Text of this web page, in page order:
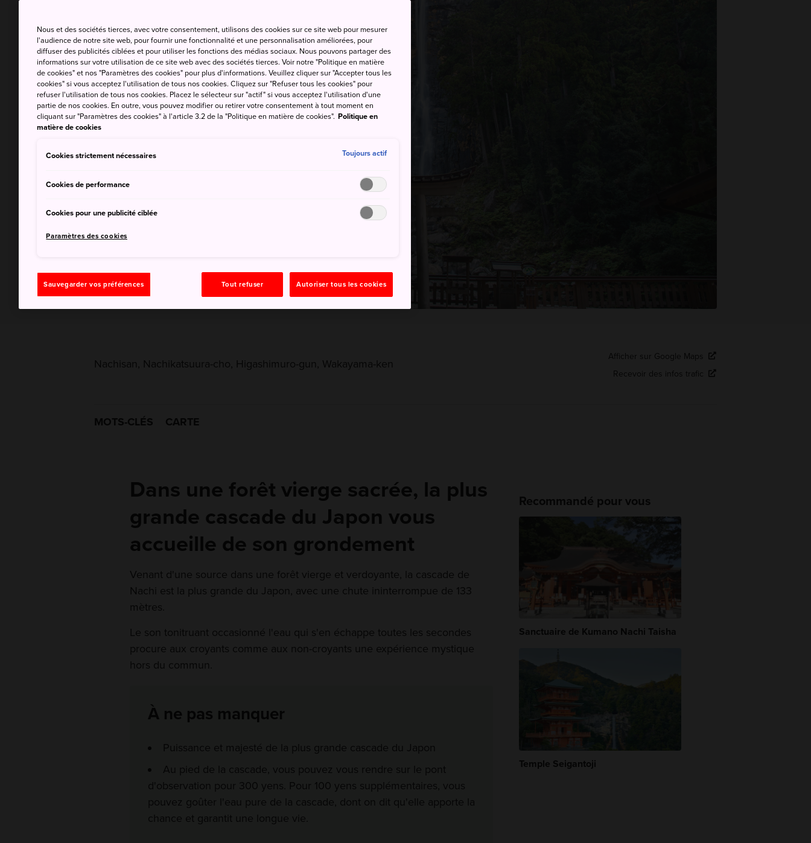
Nachisan, Nachikatsuura-cho, Higashimuro-gun, Wakayama-ken
Afficher sur Google Maps
Recevoir des infos trafic
MOTS-CLÉS CARTE
Dans une forêt vierge sacrée, la plus
grande cascade du Japon vous
accueille de son grondement
Venant d'une source dans une forêt vierge et verdoyante, la cascade de
Nachi est la plus grande du Japon, avec une chute ininterrompue de 133
mètres.
Le son tonitruant occasionné l'eau qui s'en échappe toutes les secondes
procure aux croyants comme aux non-croyants une expérience mystique
hors du commun.
À ne pas manquer
Puissance et majesté de la plus grande cascade du Japon
Au pied de la cascade, vous pouvez vous rendre sur le pont
d'observation pour 300 yens. Pour 100 yens supplémentaires, vous
pouvez goûter l'eau pure de la cascade, dont on dit qu'elle apporte la
chance et garantit une longue vie.
Recommandé pour vous
Sanctuaire de Kumano Nachi Taisha
Temple Seigantoji
Nous et des sociétés tierces, avec votre consentement, utilisons des cookies sur ce site web pour mesurer
l'audience de notre site web, pour fournir une fonctionnalité et une personnalisation améliorées, pour
diffuser des publicités ciblées et pour utiliser les fonctions des médias sociaux. Nous pouvons partager des
informations sur votre utilisation de ce site web avec des sociétés tierces. Voir notre "Politique en matière
de cookies" et nos "Paramètres des cookies" pour plus d'informations. Veuillez cliquer sur "Accepter tous les
cookies" si vous acceptez l'utilisation de tous nos cookies. Cliquez sur "Refuser tous les cookies" pour
refuser l'utilisation de tous nos cookies. Placez le sélecteur sur "actif" si vous acceptez l'utilisation d'une
partie de nos cookies. En outre, vous pouvez modifier ou retirer votre consentement à tout moment en
cliquant sur "Paramètres des cookies" à l'article 3.2 de la "Politique en matière de cookies". Politique en
matière de cookies
Cookies strictement nécessaires Toujours actif
Cookies de performance
Cookies pour une publicité ciblée
Paramètres des cookies
Sauvegarder vos préférences Tout refuser Autoriser tous les cookies